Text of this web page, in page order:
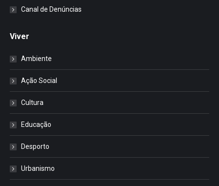
Canal de Denúncias
Viver
Ambiente
Ação Social
Cultura
Educação
Desporto
Urbanismo